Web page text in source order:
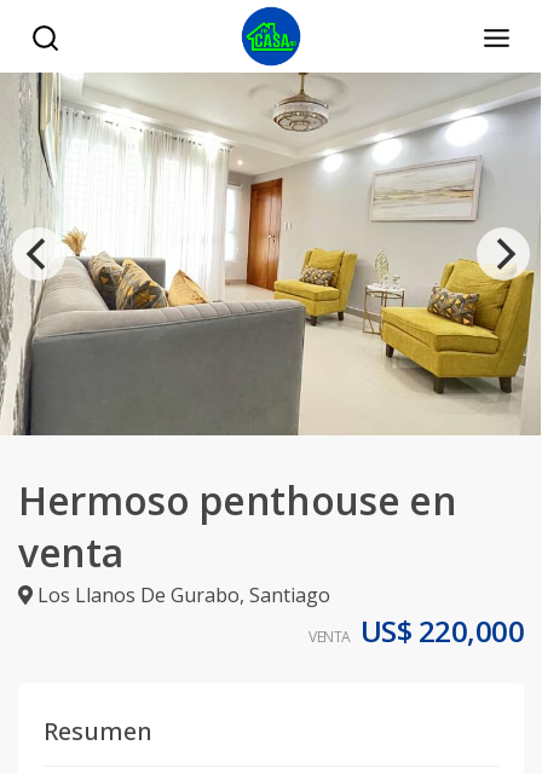
Hermoso penthouse en
venta
Los Llanos De Gurabo, Santiago
VENTA US$ 220,000
Resumen